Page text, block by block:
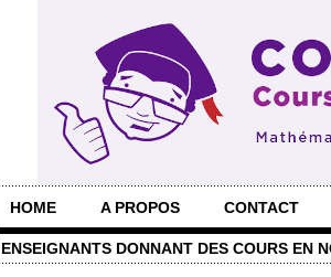
HOME A PROPOS CONTACT
ENSEIGNANTS DONNANT DES COURS EN